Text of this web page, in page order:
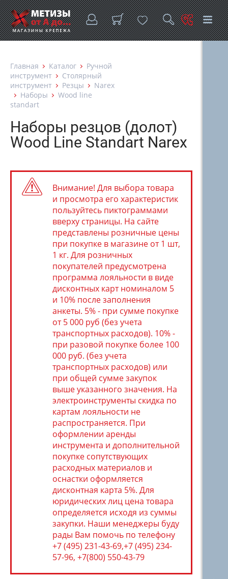
Главная Каталог
Ручной
инструмент
Столярный
инструмент
Резцы
Narex
Наборы
Wood line
standart
Наборы резцов (долот)
Wood Line Standart Narex
Внимание! Для выбора товара
и просмотра его характеристик
пользуйтесь пиктограммами
вверху страницы. На сайте
представлены розничные цены
при покупке в магазине от 1 шт,
1 кг. Для розничных
покупателей предусмотрена
программа лояльности в виде
дисконтных карт номиналом 5
и 10% после заполнения
анкеты. 5% - при сумме покупке
от 5 000 руб (без учета
транспортных расходов). 10% -
при разовой покупке более 100
000 руб. (без учета
транспортных расходов) или
при общей сумме закупок
выше указанного значения. На
электроинструменты скидка по
картам лояльности не
распространяется. При
оформлении аренды
инструмента и дополнительной
покупке сопутствующих
расходных материалов и
оснастки оформляется
дисконтная карта 5%. Для
юридических лиц цена товара
определяется исходя из суммы
закупки. Наши менеджеры буду
рады Вам помочь по телефону
+7 (495) 231-43-69,+7 (495) 234-
57-96, +7(800) 550-43-79